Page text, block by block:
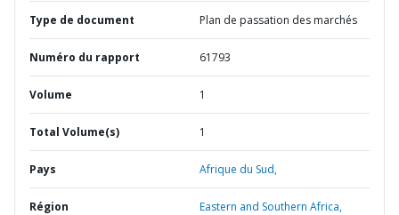
Type de document Plan de passation des marchés
Numéro du rapport 61793
Volume 1
Total Volume(s) 1
Pays Afrique du Sud,
Région Eastern and Southern Africa,